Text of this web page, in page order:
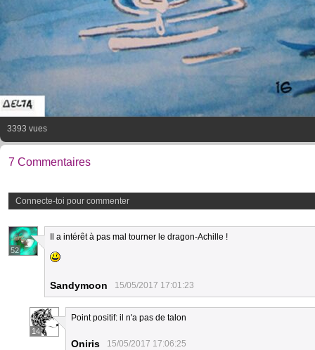
3393 vues
7 Commentaires
Connecte-toi pour commenter
52
Il a intérêt à pas mal tourner le dragon-Achille !
Sandymoon 15/05/2017 17:01:23
14
Point positif: il n'a pas de talon
Oniris 15/05/2017 17:06:25